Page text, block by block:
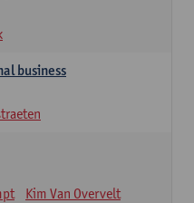
business
Kim Van Overvelt